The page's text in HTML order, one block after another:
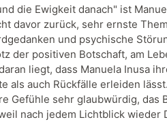
die Ewigkeit danach" ist
davor zurück, sehr ernste
und psychische
der positiven Botschaft, am
liegt, dass Manuela Inusa
als auch Rückfälle erleiden
Gefühle sehr glaubwürdig,
nach jedem Lichtblick wieder